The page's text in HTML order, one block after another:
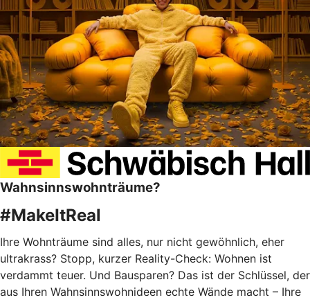
Wahnsinnswohnträume?
#MakeItReal
Ihre Wohnträume sind alles, nur nicht gewöhnlich, eher
ultrakrass? Stopp, kurzer Reality-Check: Wohnen ist
verdammt teuer. Und Bausparen? Das ist der Schlüssel, der
aus Ihren Wahnsinnswohnideen echte Wände macht – Ihre